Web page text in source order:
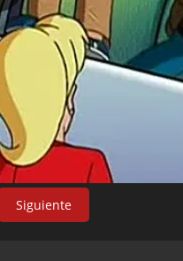
Siguiente